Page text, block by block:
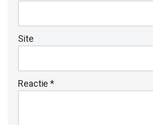
Site
Reactie*